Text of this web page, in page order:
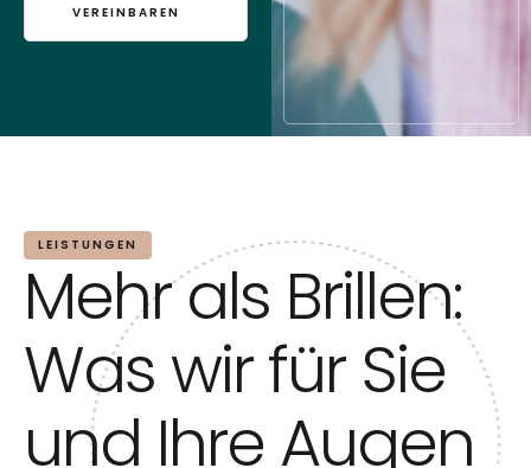
VEREINBAREN
LEISTUNGEN
Mehr als Brillen:
Was wir für Sie
und Ihre Augen